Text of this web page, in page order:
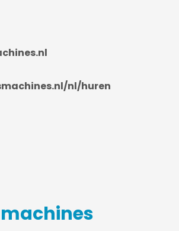
nl/huren